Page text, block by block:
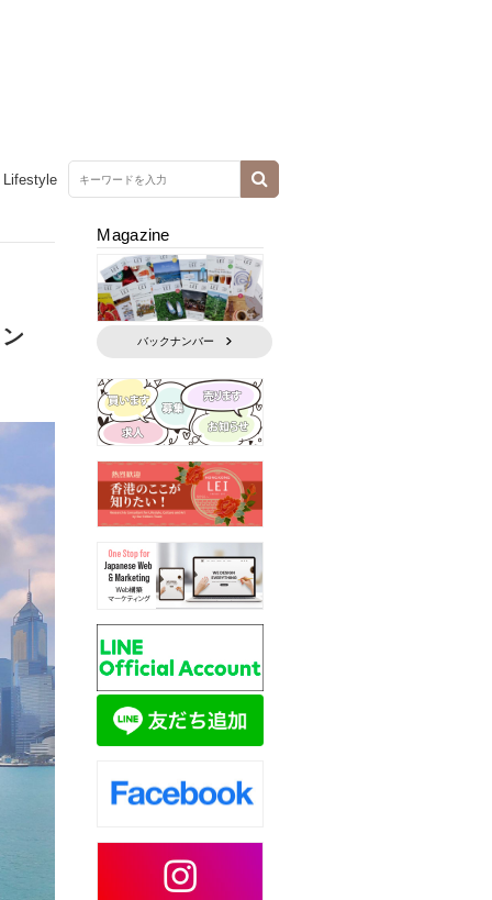
Lifestyle
Magazine
バックナンバー